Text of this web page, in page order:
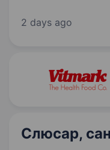
Механіка,
2 days ago
Слюсар,